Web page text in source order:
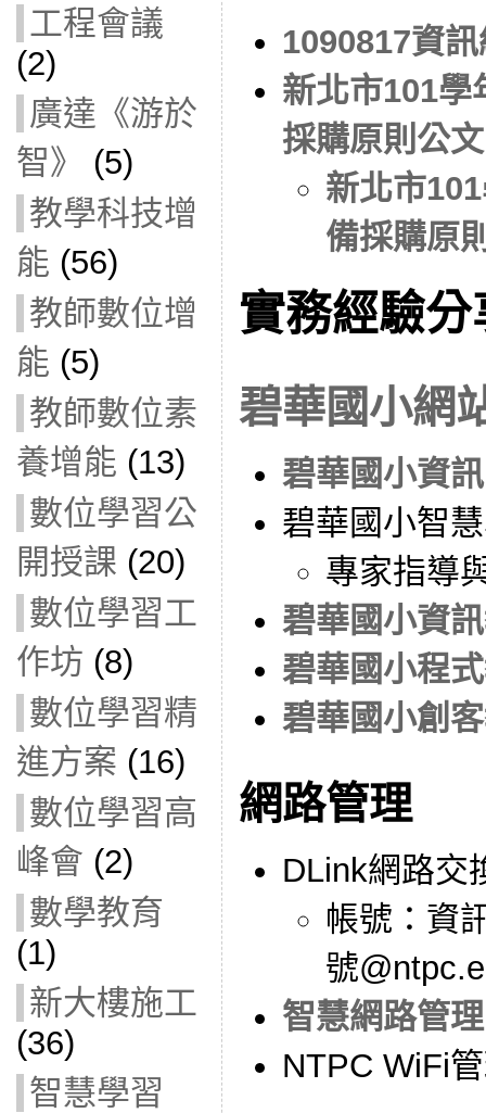
工程會議
(2)
廣達《游於
智》
(5)
教學科技增
能 (56)
教師數位增
能 (5)
教師數位素
養增能 (13)
數位學習公
開授課 (20)
數位學習工
作坊 (8)
數位學習精
進方案 (16)
數位學習高
峰會 (2)
數學教育
(1)
新大樓施工
(36)
智慧學習
1090817資
新北市101學
採購原則公文
新北市
備採購原
實務經驗
碧華國小網
碧華國小資
碧華國小智
專家指導
碧華國小資
碧華國小程
碧華國小創
網路管理
DLink網路交
帳號：資
號
智慧網路管
NTPC WiFi